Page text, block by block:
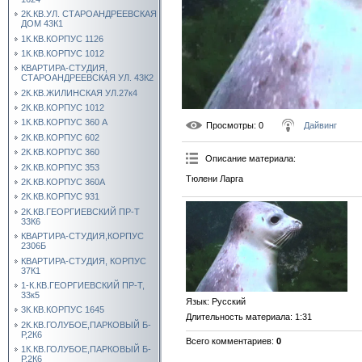
2К.КВ.УЛ. СТАРОАНДРЕЕВСКАЯ
ДОМ 43К1
1К.КВ.КОРПУС 1126
1К.КВ.КОРПУС 1012
КВАРТИРА-СТУДИЯ,
СТАРОАНДРЕЕВСКАЯ УЛ. 43К2
2К.КВ.ЖИЛИНСКАЯ УЛ.27к4
2К.КВ.КОРПУС 1012
1К.КВ.КОРПУС 360 А
2К.КВ.КОРПУС 602
2К.КВ.КОРПУС 360
2К.КВ.КОРПУС 353
2К.КВ.КОРПУС 360А
2К.КВ.КОРПУС 931
2К.КВ.ГЕОРГИЕВСКИЙ ПР-Т
33К6
КВАРТИРА-СТУДИЯ,КОРПУС
2306Б
КВАРТИРА-СТУДИЯ, КОРПУС
37К1
1-К.КВ.ГЕОРГИЕВСКИЙ ПР-Т,
33к5
3К.КВ.КОРПУС 1645
2К.КВ.ГОЛУБОЕ,ПАРКОВЫЙ Б-
Р,2К6
1К.КВ.ГОЛУБОЕ,ПАРКОВЫЙ Б-
Р,2К6
Просмотры: 0 Дайвинг
Описание материала:
Тюлени Ларга
Язык: Русский
Длительность материала: 1:31
Всего комментариев: 0